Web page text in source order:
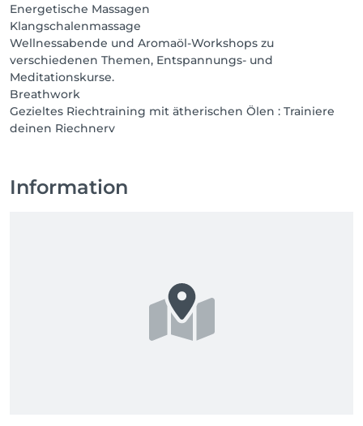
Energetische Massagen
Klangschalenmassage
Wellnessabende und Aromaöl-Workshops zu
verschiedenen Themen, Entspannungs- und
Meditationskurse.
Breathwork
Gezieltes Riechtraining mit ätherischen Ölen : Trainiere
deinen Riechnerv
Information